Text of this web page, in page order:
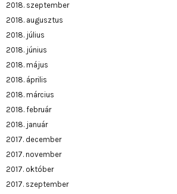
2018. szeptember
2018. augusztus
2018. július
2018. június
2018. május
2018. április
2018. március
2018. február
2018. január
2017. december
2017. november
2017. október
2017. szeptember